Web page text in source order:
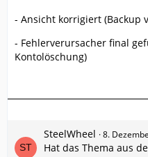
- Ansicht korrigiert (Backup
- Fehlerverursacher final
Kontolöschung)
SteelWheel 8.
Hat das Thema aus